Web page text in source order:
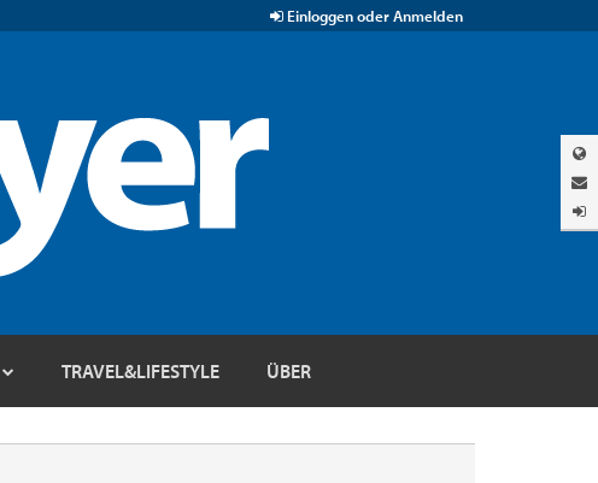
Einloggen oder Anmelden
TRAVEL&LIFESTYLE ÜBER